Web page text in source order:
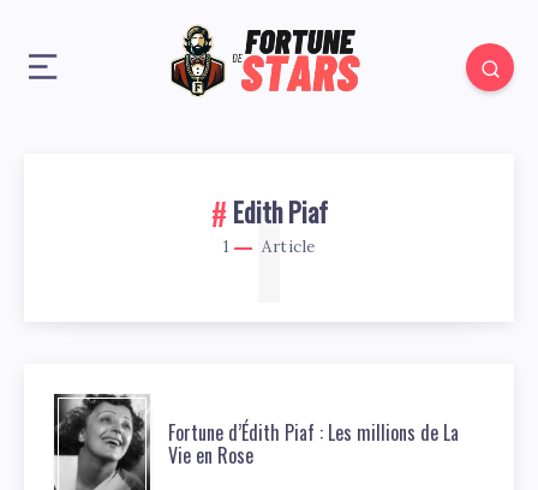
Edith Piaf
1 Article
1
Fortune d’Édith Piaf : Les millions de La
Vie en Rose